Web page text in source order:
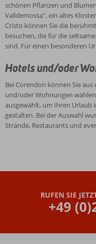
schönen Pflanzen und
Valldemossa", ein altes
Cristo können Sie die
besuchen, die für die
sind. Für einen besonderen
Hotels und/oder
Bei Corendon können Sie
und/oder Wohnungen
ausgewählt, um Ihren Urlaub
gestalten. Bei der Auswahl
Strände, Restaurants und
RUFEN SIE
+49